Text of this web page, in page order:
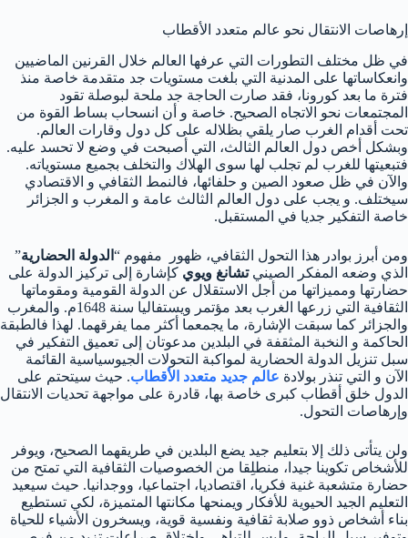
إرهاصات الانتقال نحو عالم متعدد الأقطاب
في ظل مختلف التطورات التي عرفها العالم خلال القرنين الماضيين
وانعكاساتها على المدنية التي بلغت مستويات جد متقدمة خاصة منذ
فترة ما بعد كورونا، فقد صارت الحاجة جد ملحة لبوصلة تقود
المجتمعات نحو الاتجاه الصحيح. خاصة و أن انسحاب بساط القوة من
تحت أقدام الغرب صار يلقي بظلاله على كل دول وقارات العالم.
وبشكل أخص دول العالم الثالث، التي أصبحت في وضع لا تحسد عليه.
فتبعيتها للغرب لم تجلب لها سوى الهلاك والتخلف بجميع مستوياته.
والآن في ظل صعود الصين و حلفائها، فالنمط الثقافي و الاقتصادي
سيختلف. و يجب على دول العالم الثالث عامة و المغرب و الجزائر
خاصة التفكير جديا في المستقبل.
ومن أبرز بوادر هذا التحول الثقافي، ظهور مفهوم “ الدولة الحضارية”
الذي وضعه المفكر الصينيتشانغ ويوي كإشارة إلى تركيز الدولة على
حضارتها ومميزاتها من أجل الاستقلال عن الدولة القومية ومقوماتها
الثقافية التي زرعها الغرب بعد مؤتمر ويستفاليا سنة 1648م. والمغرب
والجزائر كما سبقت الإشارة، ما يجمعما أكثر مما يفرقهما. لهذا فالطبقة
الحاكمة و النخبة المثقفة في البلدين مدعوتان إلى تعميق التفكير في
سبل تنزيل الدولة الحضارية لمواكبة التحولات الجيوسياسية القائمة
الآن و التي تنذر بولادة عالم جديد متعدد الأقطاب. حيث سيتحتم على
الدول خلق أقطاب كبرى خاصة بها، قادرة على مواجهة تحديات الانتقال
وإرهاصات التحول.
ولن يتأتى ذلك إلا بتعليم جيد يضع البلدين في طريقهما الصحيح، ويوفر
للأشخاص تكوينا جيدا، منطلِقا من الخصوصيات الثقافية التي تمتح من
حضارة متشعبة غنية فكريا، اقتصاديا، اجتماعيا، ووجدانيا. حيث سيعيد
التعليم الجيد الحيوية للأفكار ويمنحها مكانتها المتميزة، لكي تستطيع
بناء أشخاص ذوو صلابة ثقافية ونفسية قوية، ويسخرون الأشياء للحياة